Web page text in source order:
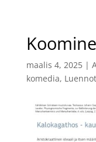
maalis 4, 2025|
komedia, Luennot